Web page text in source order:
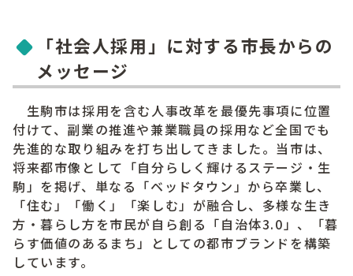
「社会人採用」に対する市長からの
メッセージ
生駒市は採用を含む人事改革を最優先事項に位置
付けて、副業の推進や兼業職員の採用など全国でも
先進的な取り組みを打ち出してきました。当市は、
将来都市像として「自分らしく輝けるステージ・生
駒」を掲げ、単なる「ベッドタウン」から卒業し、
「住む」「働く」「楽しむ」が融合し、多様な生き
方・暮らし方を市民が自ら創る「自治体3.0」、「暮
らす価値のあるまち」としての都市ブランドを構築
しています。